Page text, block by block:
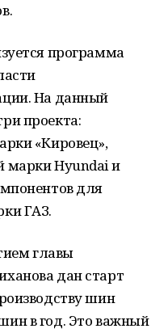
программа
На данный
проекта:
«Кировец»,
марки Hyundai и
для
ГАЗ.
главы
дан старт
шин
в год. Это важный